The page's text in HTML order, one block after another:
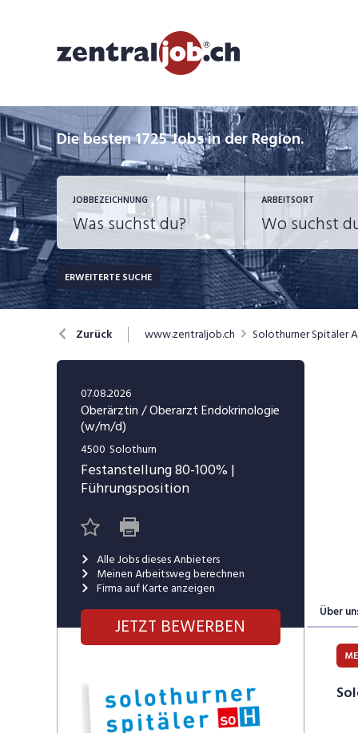
Die besten 1725 Jobs in der Region.
JOBBEZEICHNUNG ARBEITSORT
JOB-TYP
Festanstellung
Freelance
Lehrstelle
Bank, Versicherung
Chemie, Pharma, Biotechnologie
Engineering, Technik, Architektur
Gastronomie, Hotellerie,
Tourismus, Lebensmittel
Informatik, Telekommunikation
Marketing, Kommunikation,
Medien, Druck
Sicherheit, Rettung, Polizei, Zoll
ERWEITERTE SUCHE
Zurück www.zentraljob.ch Solothurner Spitäler
07.08.2026
Oberärztin / Oberarzt Endokrinologie
(w/m/d)
4500 Solothurn
Festanstellung80-100% |
Führungsposition
Alle Jobs dieses Anbieters
Meinen Arbeitsweg berechnen
Firma auf Karte anzeigen
JETZT BEWERBEN
Über